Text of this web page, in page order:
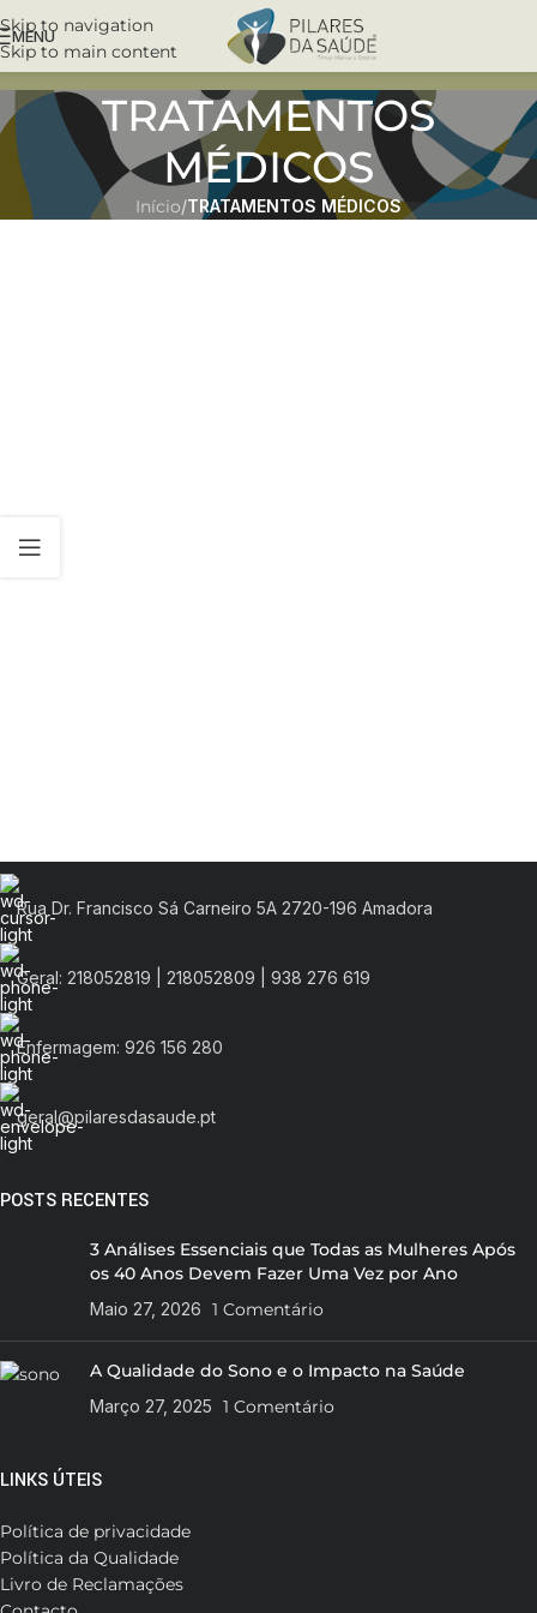
Skip to navigation
Skip to main content
MENU
TRATAMENTOS
MÉDICOS
Início/TRATAMENTOS MÉDICOS
Rua Dr. Francisco Sá Carneiro 5A 2720-196 Amadora
Geral: 218052819 | 218052809 | 938 276 619
Enfermagem: 926 156 280
geral@pilaresdasaude.pt
POSTS RECENTES
3 Análises Essenciais que Todas as Mulheres Após
os 40 Anos Devem Fazer Uma Vez por Ano
Maio 27, 2026 1 Comentário
A Qualidade do Sono e o Impacto na Saúde
Março 27, 2025 1 Comentário
LINKS ÚTEIS
Política de privacidade
Política da Qualidade
Livro de Reclamações